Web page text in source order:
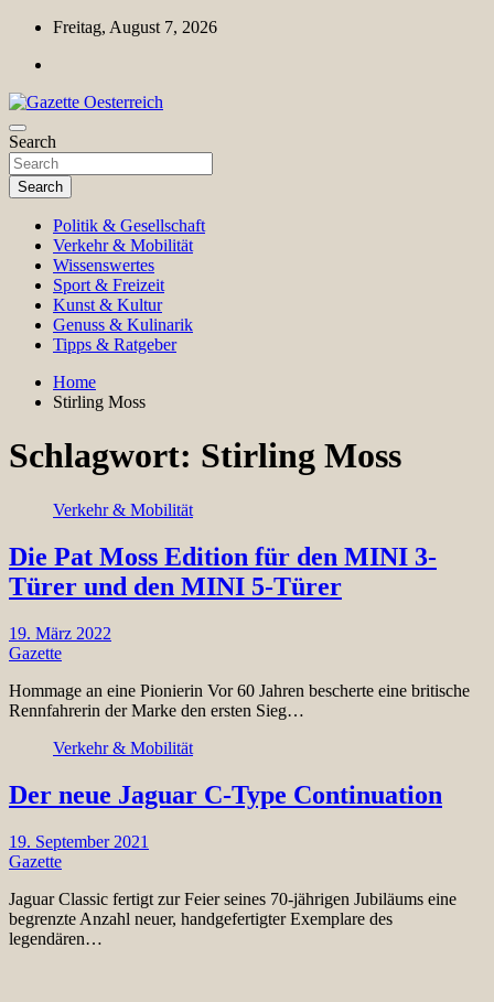
Skip
content
Freitag, August 7, 2026
Gazette Oesterreich
Magazin für Freizeit, Politik, Kultur & Wissenschaft
Search
Search
Politik & Gesellschaft
Verkehr & Mobilität
Wissenswertes
Sport & Freizeit
Kunst & Kultur
Genuss & Kulinarik
Tipps & Ratgeber
Home
Stirling Moss
Schlagwort: Stirling Moss
Verkehr & Mobilität
Die Pat Moss Edition für den MINI 3-
Türer und den MINI 5-Türer
19. März 2022
Gazette
Hommage an eine Pionierin Vor 60 Jahren bescherte eine britische
Rennfahrerin der Marke den ersten Sieg…
Verkehr & Mobilität
Der neue Jaguar C-Type Continuation
19. September 2021
Gazette
Jaguar Classic fertigt zur Feier seines 70-jährigen Jubiläums eine
begrenzte Anzahl neuer, handgefertigter Exemplare des
legendären…